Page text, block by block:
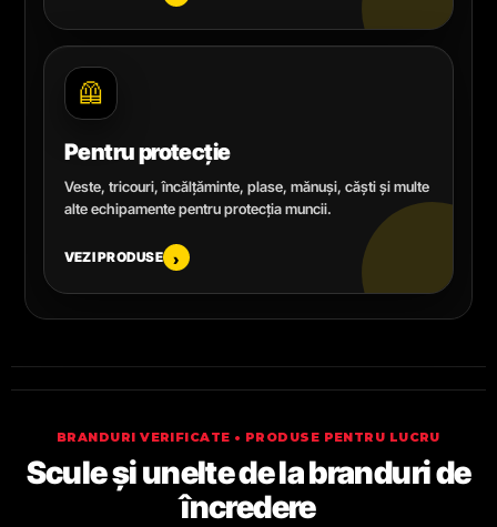
🦺
Pentru protecție
Veste, tricouri, încălțăminte, plase, mănuși, căști și multe
alte echipamente pentru protecția muncii.
VEZI PRODUSE ›
BRANDURI VERIFICATE • PRODUSE PENTRU LUCRU
Scule și unelte de la branduri de
încredere